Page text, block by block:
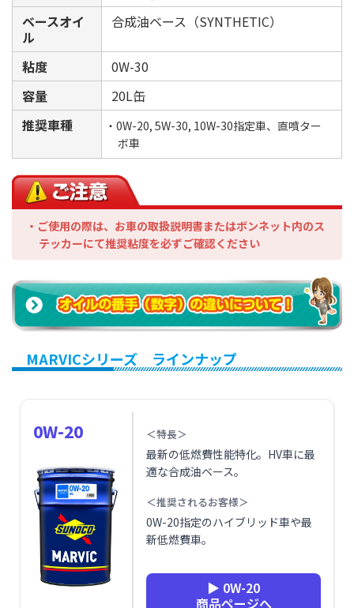
ベースオイ
ル
合成油ベース（SYNTHETIC）
粘度
0W-30
容量
20L缶
推奨車種
・0W-20, 5W-30, 10W-30指定車、直噴ター
ボ車
・ご使用の際は、お車の取扱説明書またはボンネット内のス
テッカーにて推奨粘度を必ずご確認ください
MARVICシリーズ ラインナップ
0W-20 ＜特長＞
最新の低燃費性能特化。HV車に最
適な合成油ベース。
＜推奨されるお客様＞
0W-20指定のハイブリッド車や最
新低燃費車。
▶ 0W-20
商品ページへ